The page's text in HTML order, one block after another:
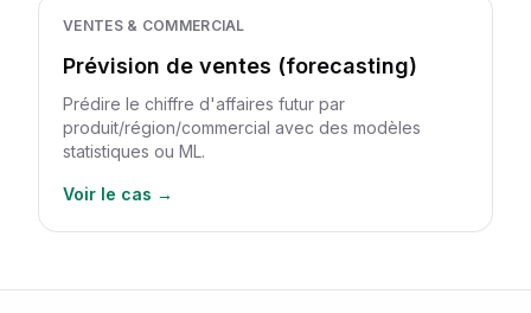
VENTES & COMMERCIAL
Prévision de ventes (forecasting)
Prédire le chiffre d'affaires futur par
produit/région/commercial avec des modèles
statistiques ou ML.
Voir le cas →